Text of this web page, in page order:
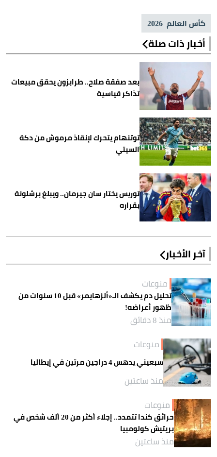
كأس العالم 2026
أخبار ذات صلة
بعد صفقة صلاح.. طرابزون يحقق مبيعات
تذاكر قياسية
توتنهام يتحرك لإنقاذ مرموش من دكة
السيتي
توريس يختار سان جيرمان.. ويبلغ برشلونة
بقراره
آخر الأخبار
منوعات
تحليل دم يكشف الـ«ألزهايمر» قبل 10 سنوات من
ظهور أعراضه!
منذ 8 دقائق
منوعات
سبعيني يدهس 4 دراجين مرتين في إيطاليا
منذ ساعتين
منوعات
حرائق كندا تتمدد.. إجلاء أكثر من 20 ألف شخص في
بريتيش كولومبيا
منذ ساعتين